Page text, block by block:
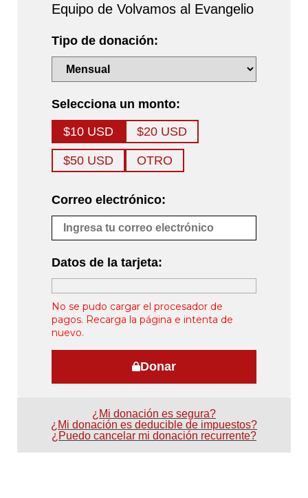
Equipo de Volvamos al Evangelio
Tipo de donación:
Selecciona un monto:
$10 USD
$20 USD
$50 USD OTRO
Correo electrónico:
Datos de la tarjeta:
No se pudo cargar el procesador de
pagos. Recarga la página e intenta de
nuevo.
Donar
¿Mi donación es segura?
¿Mi donación es deducible de impuestos?
¿Puedo cancelar mi donación recurrente?